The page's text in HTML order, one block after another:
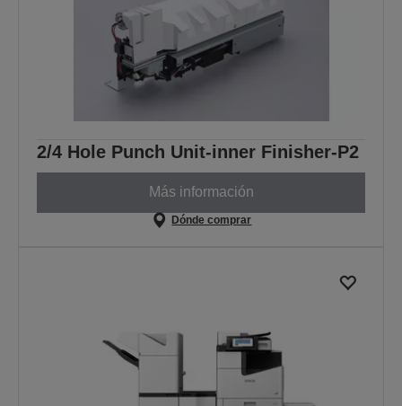
2/4 Hole Punch Unit-inner Finisher-P2
Más información
Dónde comprar